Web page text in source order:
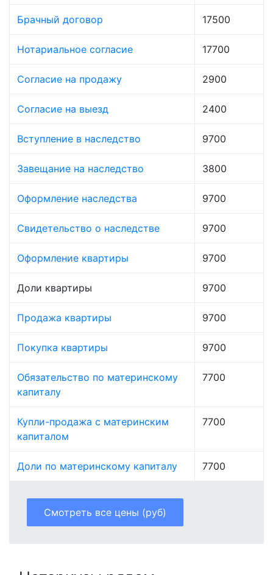
Брачный договор 17500
Нотариальное согласие 17700
Согласие на продажу 2900
Согласие на выезд 2400
Вступление в наследство 9700
Завещание на наследство 3800
Оформление наследства 9700
Свидетельство о наследстве 9700
Оформление квартиры 9700
Доли квартиры 9700
Продажа квартиры 9700
Покупка квартиры 9700
Обязательство по материнскому
капиталу
7700
Купли-продажа с материнским
капиталом
7700
Доли по материнскому капиталу 7700
Смотреть все цены (руб)